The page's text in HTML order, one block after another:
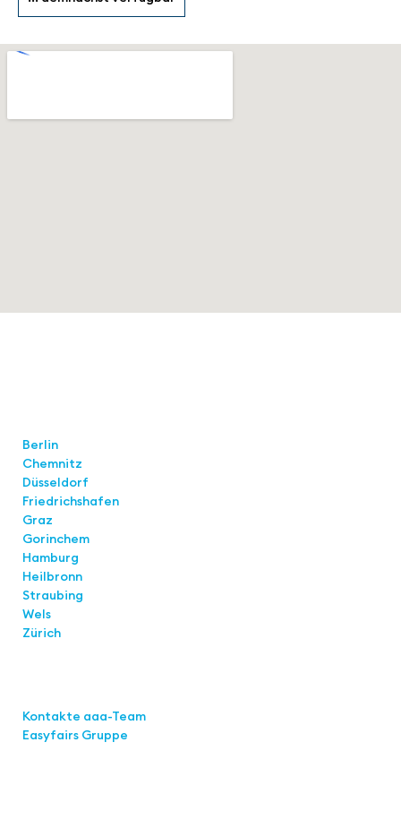
Berlin
Chemnitz
Düsseldorf
Friedrichshafen
Graz
Gorinchem
Hamburg
Heilbronn
Straubing
Wels
Zürich
Kontakte aaa-Team
Easyfairs Gruppe